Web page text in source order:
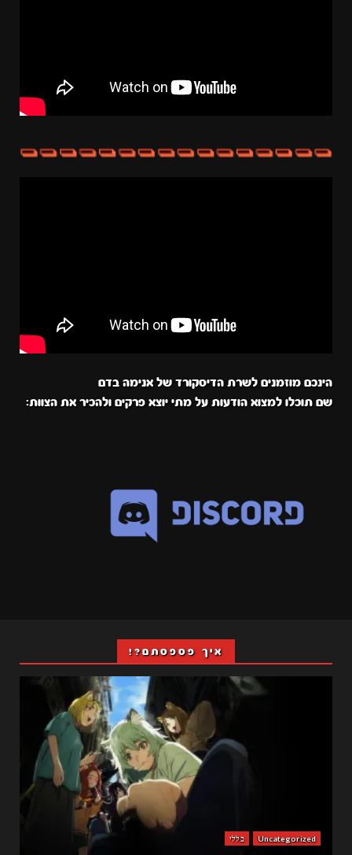
הינכם מוזמנים לשרת הדיסקורד של אנימה בדם
שם תוכלו למצוא הודעות על מתי יוצא פרקים ולהכיר את הצוות:
איך פספסתם?!
Uncategorized כללי